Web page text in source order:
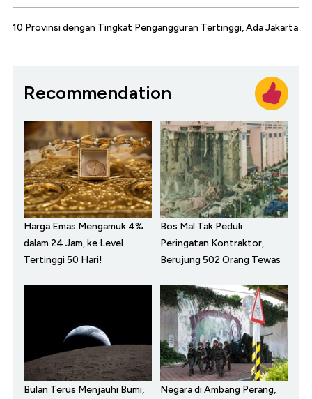
10 Provinsi dengan Tingkat Pengangguran Tertinggi, Ada Jakarta
Recommendation
Harga Emas Mengamuk 4%
dalam 24 Jam, ke Level
Tertinggi 50 Hari!
Bos Mal Tak Peduli
Peringatan Kontraktor,
Berujung 502 Orang Tewas
Bulan Terus Menjauhi Bumi,
Negara di Ambang Perang,